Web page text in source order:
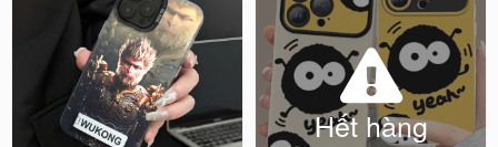
Hết hàng